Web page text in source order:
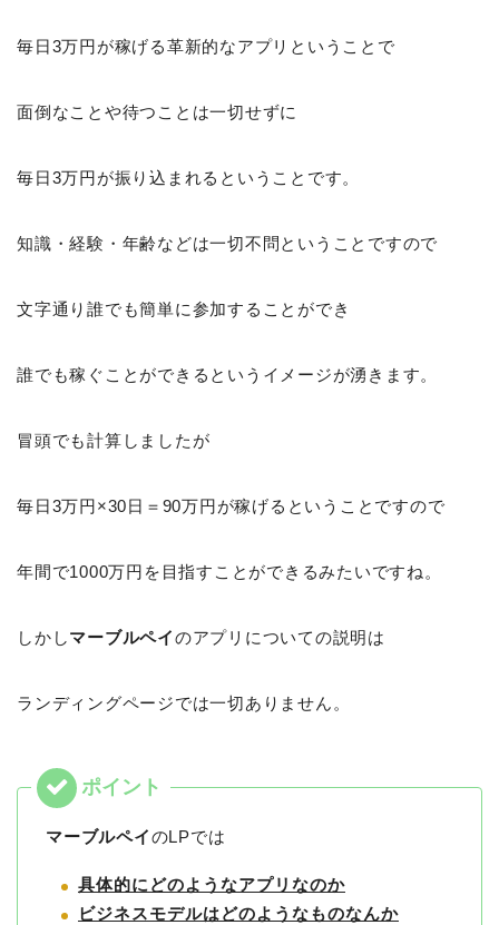
毎日3万円が稼げる革新的なアプリということで
面倒なことや待つことは一切せずに
毎日3万円が振り込まれるということです。
知識・経験・年齢などは一切不問ということですので
文字通り誰でも簡単に参加することができ
誰でも稼ぐことができるというイメージが湧きます。
冒頭でも計算しましたが
毎日3万円×30日＝90万円が稼げるということですので
年間で1000万円を目指すことができるみたいですね。
しかしマーブルペイのアプリについての説明は
ランディングページでは一切ありません。
マーブルペイのLPでは
具体的にどのようなアプリなのか
ビジネスモデルはどのようなものなんか